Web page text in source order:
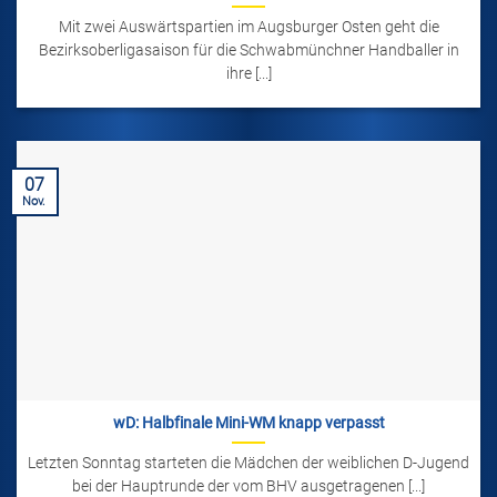
Mit zwei Auswärtspartien im Augsburger Osten geht die
Bezirksoberligasaison für die Schwabmünchner Handballer in
ihre [...]
wD: Halbfinale Mini-WM knapp verpasst
Letzten Sonntag starteten die Mädchen der weiblichen D-Jugend
bei der Hauptrunde der vom BHV ausgetragenen [...]
07
Nov.